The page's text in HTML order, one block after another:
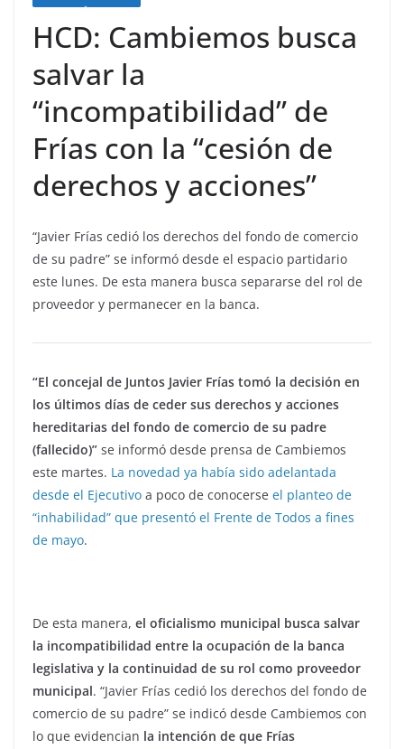
HCD: Cambiemos busca
salvar la
“incompatibilidad” de
Frías con la “cesión de
derechos y acciones”
“Javier Frías cedió los derechos del fondo de comercio
de su padre” se informó desde el espacio partidario
este lunes. De esta manera busca separarse del rol de
proveedor y permanecer en la banca.
“El concejal de Juntos Javier Frías tomó la decisión en
los últimos días de ceder sus derechos y acciones
hereditarias del fondo de comercio de su padre
(fallecido)” se informó desde prensa de Cambiemos
este martes. La novedad ya había sido adelantada
desde el Ejecutivo a poco de conocerse el planteo de
“inhabilidad” que presentó el Frente de Todos a fines
de mayo.
De esta manera, el oficialismo municipal busca salvar
la incompatibilidad entre la ocupación de la banca
legislativa y la continuidad de su rol como proveedor
municipal. “Javier Frías cedió los derechos del fondo de
comercio de su padre” se indicó desde Cambiemos con
lo que evidencian la intención de que Frías